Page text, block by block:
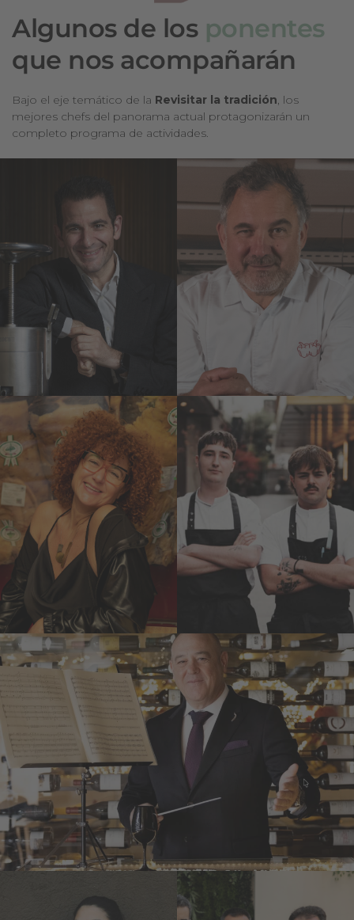
Algunos de los ponentes
que nos acompañarán
Bajo el eje temático de la Revisitar la tradición, los
mejores chefs del panorama actual protagonizarán un
completo programa de actividades.
Abel
Valverde
Desde 1911*
Albert
Raurich
Dos Palillos*
Elisabeth G.
Iborra
Mundialmente
conocida como la
sumiller de la carne
Joao Kather
y Miguel de
Aguilar
Tetsu
Joan Carles Ibáñez
Lasarte***